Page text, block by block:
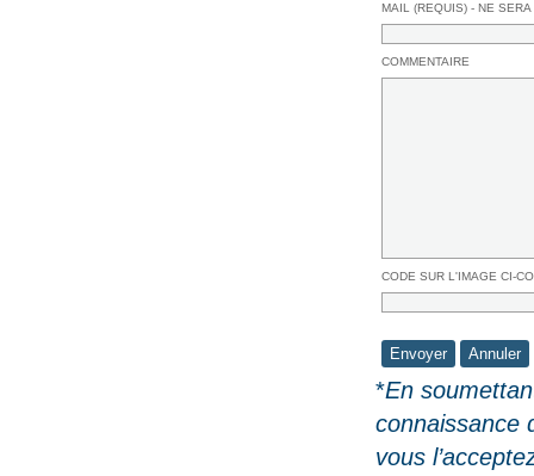
MAIL (REQUIS) - NE
COMMENTAIRE
CODE SUR L'IMAGE CI-
*En
connaissance
vous